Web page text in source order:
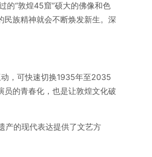
的“敦煌45窟”硕大的佛像和色
族精神就会不断焕发新生。深
，可快速切换1935年至2035
的青春化，也是让敦煌文化破
产的现代表达提供了文艺方